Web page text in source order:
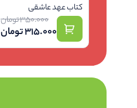
کتاب عهد عاشقی
350.000تومان
315.000تومان